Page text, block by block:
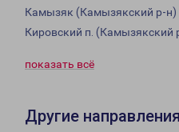
Камызяк (Камызякский р-н)
Кировский п. (Камызякский
показать всё
Другие направления